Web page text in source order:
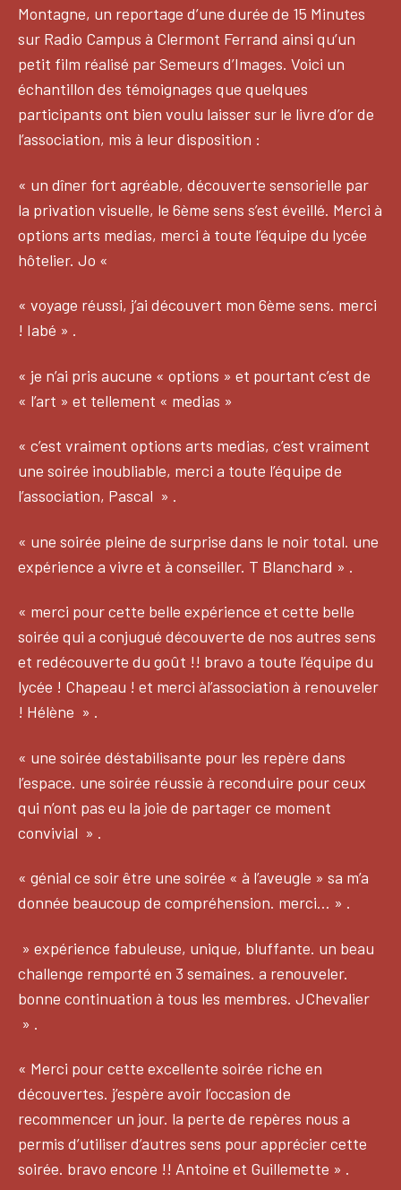
Montagne, un reportage d’une durée de 15 Minutes
sur Radio Campus à Clermont Ferrand ainsi qu’un
petit film réalisé par Semeurs d’Images. Voici un
échantillon des témoignages que quelques
participants ont bien voulu laisser sur le livre d’or de
l’association, mis à leur disposition :
« un dîner fort agréable, découverte sensorielle par
la privation visuelle, le 6ème sens s’est éveillé. Merci à
options arts medias, merci à toute l’équipe du lycée
hôtelier. Jo «
« voyage réussi, j’ai découvert mon 6ème sens. merci
! Iabé » .
« je n’ai pris aucune « options » et pourtant c’est de
« l’art » et tellement « medias »
« c’est vraiment options arts medias, c’est vraiment
une soirée inoubliable, merci a toute l’équipe de
l’association, Pascal » .
« une soirée pleine de surprise dans le noir total. une
expérience a vivre et à conseiller. T Blanchard » .
« merci pour cette belle expérience et cette belle
soirée qui a conjugué découverte de nos autres sens
et redécouverte du goût !! bravo a toute l’équipe du
lycée ! Chapeau ! et merci àl’association à renouveler
! Hélène » .
« une soirée déstabilisante pour les repère dans
l’espace. une soirée réussie à reconduire pour ceux
qui n’ont pas eu la joie de partager ce moment
convivial » .
« génial ce soir être une soirée « à l’aveugle » sa m’a
donnée beaucoup de compréhension. merci… » .
» expérience fabuleuse, unique, bluffante. un beau
challenge remporté en 3 semaines. a renouveler.
bonne continuation à tous les membres. JChevalier
» .
« Merci pour cette excellente soirée riche en
découvertes. j’espère avoir l’occasion de
recommencer un jour. la perte de repères nous a
permis d’utiliser d’autres sens pour apprécier cette
soirée. bravo encore !! Antoine et Guillemette » .